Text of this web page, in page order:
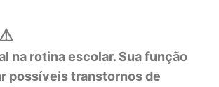
⚠️
na rotina escolar. Sua função
possíveis transtornos de